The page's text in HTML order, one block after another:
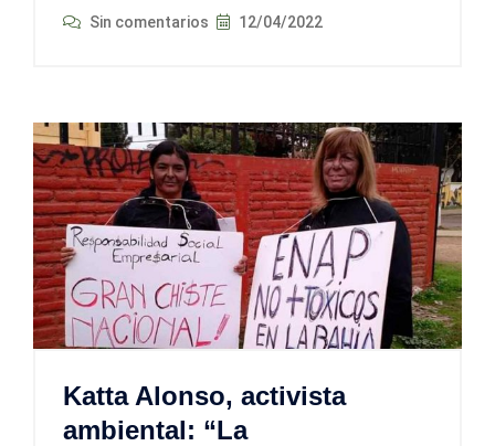
Sin comentarios 12/04/2022
Katta Alonso, activista
ambiental: “La